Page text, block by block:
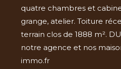
quatre chambres et
grange, atelier. Toiture
terrain clos de 1888 m².
notre agence et nos
immo.fr